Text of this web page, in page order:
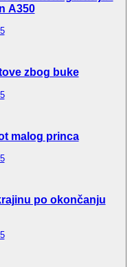
A350
zbog buke
malog princa
po okončanju